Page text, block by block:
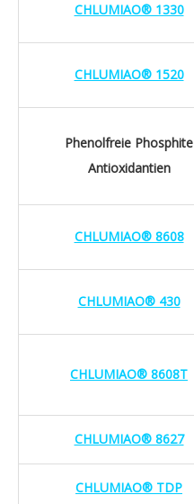
CHLUMIAO® 1330
CHLUMIAO® 1520
Phenolfreie Phosphite
Antioxidantien
CHLUMIAO® 8608
CHLUMIAO® 430
CHLUMIAO® 8608T
CHLUMIAO® 8627
CHLUMIAO® TDP